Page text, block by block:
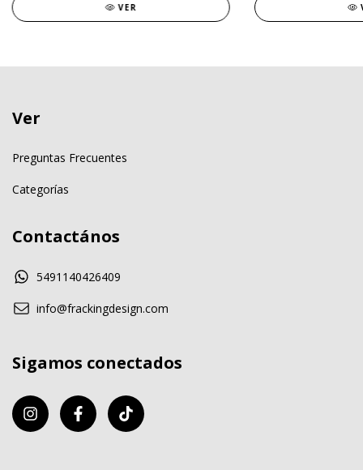
VER
Ver
Preguntas Frecuentes
Categorías
Contactános
5491140426409
info@frackingdesign.com
Sigamos conectados